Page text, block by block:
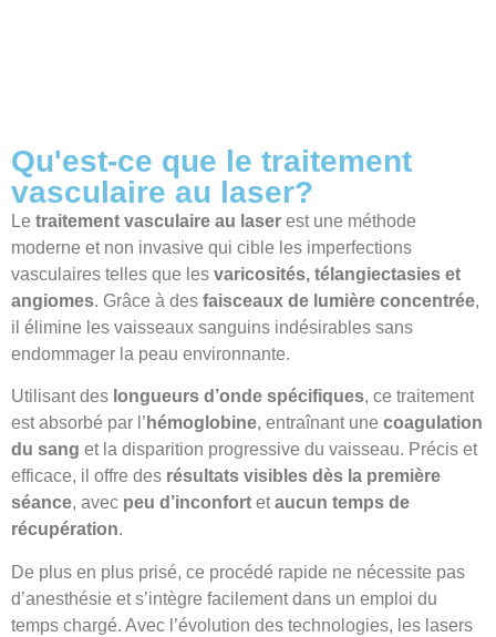
Qu'est-ce que le traitement
vasculaire au laser?
Le traitement vasculaire au laser est une méthode
moderne et non invasive qui cible les imperfections
vasculaires telles que les varicosités, télangiectasies et
angiomes. Grâce à des faisceaux de lumière concentrée,
il élimine les vaisseaux sanguins indésirables sans
endommager la peau environnante.
Utilisant des longueurs d’onde spécifiques, ce traitement
est absorbé par l’ hémoglobine, entraînant une coagulation
du sang et la disparition progressive du vaisseau. Précis et
efficace, il offre des résultats visibles dès la première
séance, avec peu d’inconfort etaucun temps de
récupération.
De plus en plus prisé, ce procédé rapide ne nécessite pas
d’anesthésie et s’intègre facilement dans un emploi du
temps chargé. Avec l’évolution des technologies, les lasers